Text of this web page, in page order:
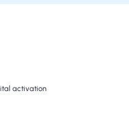
activation